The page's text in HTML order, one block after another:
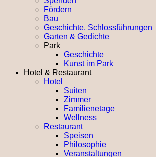
Fördern
Bau
Geschichte, Schlossführungen
Garten & Gedichte
Park
Geschichte
Kunst im Park
Hotel & Restaurant
Hotel
Suiten
Zimmer
Familienetage
Wellness
Restaurant
Speisen
Philosophie
Veranstaltungen